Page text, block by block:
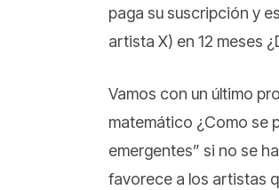
paga su suscripción y
artista X) en 12 meses
Vamos con un último
matemático ¿Como se
emergentes” si no se
favorece a los artistas